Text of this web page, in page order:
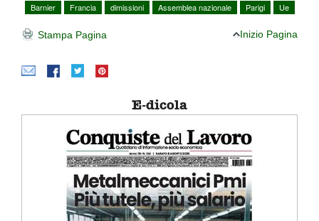
Barnier
Francia dimissioni Assemblea nazionale Parigi Ue
Stampa Pagina Inizio Pagina
E-dicola